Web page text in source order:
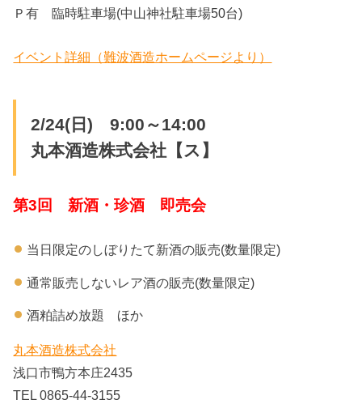
Ｐ有 臨時駐車場(中山神社駐車場50台)
イベント詳細（難波酒造ホームページより）
2/24(日) 9:00～14:00
丸本酒造株式会社【ス】
第3回 新酒・珍酒 即売会
当日限定のしぼりたて新酒の販売(数量限定)
通常販売しないレア酒の販売(数量限定)
酒粕詰め放題 ほか
丸本酒造株式会社
浅口市鴨方本庄2435
TEL 0865-44-3155